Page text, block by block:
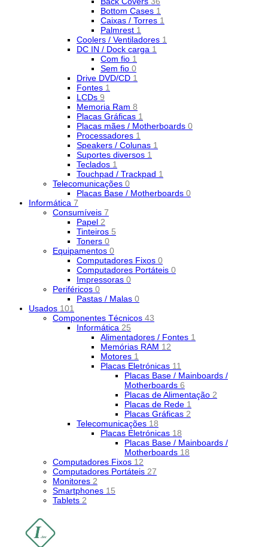
Bottom Cases 1
Caixas / Torres 1
Palmrest 1
Coolers / Ventiladores 1
DC IN / Dock carga 1
Com fio 1
Sem fio 0
Drive DVD/CD 1
Fontes 1
LCDs 9
Memoria Ram 8
Placas Gráficas 1
Placas mães / Motherboards 0
Processadores 1
Speakers / Colunas 1
Suportes diversos 1
Teclados 1
Touchpad / Trackpad 1
Telecomunicações 0
Placas Base / Motherboards 0
Informática 7
Consumíveis 7
Papel 2
Tinteiros 5
Toners 0
Equipamentos 0
Computadores Fixos 0
Computadores Portáteis 0
Impressoras 0
Periféricos 0
Pastas / Malas 0
Usados 101
Componentes Técnicos 43
Informática 25
Alimentadores / Fontes 1
Memórias RAM 12
Motores 1
Placas Eletrónicas 11
Placas Base / Mainboards /
Motherboards 6
Placas de Alimentação 2
Placas de Rede 1
Placas Gráficas 2
Telecomunicações 18
Placas Eletrónicas 18
Placas Base / Mainboards /
Motherboards 18
Computadores Fixos 12
Computadores Portáteis 27
Monitores 2
Smartphones 15
Tablets 2